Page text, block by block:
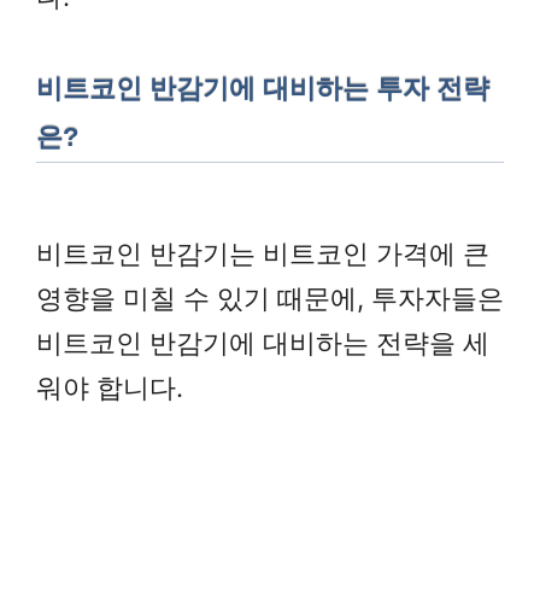
비트코인 반감기에 대비하는 투자 전략
은?
비트코인 반감기는 비트코인 가격에 큰
영향을 미칠 수 있기 때문에, 투자자들은
비트코인 반감기에 대비하는 전략을 세
워야 합니다.